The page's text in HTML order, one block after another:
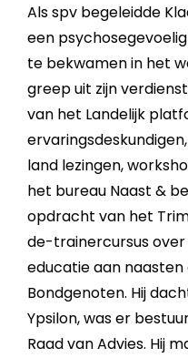
Als spv begeleidde
een
te bekwamen in het
greep uit zijn
van het Landelijk
land lezingen,
het bureau Naast &
opdracht van het
de-trainercursus
educatie aan
Bondgenoten. Hij
Ypsilon, was er
Raad van Advies. Hij